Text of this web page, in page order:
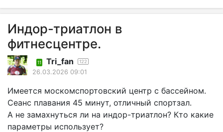
Индор-триатлон в
фитнесцентре.
11 Tri_fan 122
26.03.2026 09:01
Имеется москомспортовский центр с бассейном.
Сеанс плавания 45 минут, отличный спортзал.
А не замахнуться ли на индор-триатлон? Кто какие
параметры использует?